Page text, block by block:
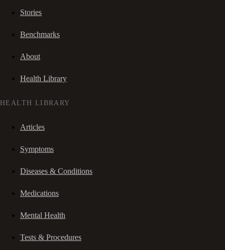
Stories
Benchmarks
About
Health Library
HEALTH LIBRARY
Articles
Symptoms
Diseases & Conditions
Medications
Mental Health
Tests & Procedures